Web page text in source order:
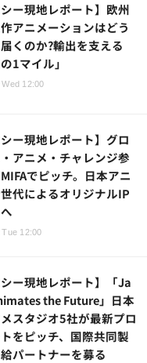
シー現地レポート】欧州
アニメーションはどう
くのか?輸出を支える
1マイル」
Wed 12:00
シー現地レポート】グロ
アニメ・チャレンジ参
でピッチ。日本アニ
代によるオリジナルIP
Tue 12:00
シー現地レポート】「Ja
the Future」日本
スタジオ5社が最新プロ
をピッチ、国際共同製
パートナーを募る